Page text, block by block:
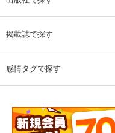
掲載誌で探す
感情タグで探す